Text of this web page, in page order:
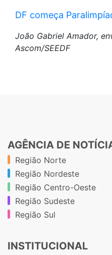
DF começa
João Gabriel Amador,
Ascom/SEEDF
AGÊNCIA DE
Região Norte
Região Nordeste
Região Centro-Oeste
Região Sudeste
Região Sul
INSTITUCIONAL